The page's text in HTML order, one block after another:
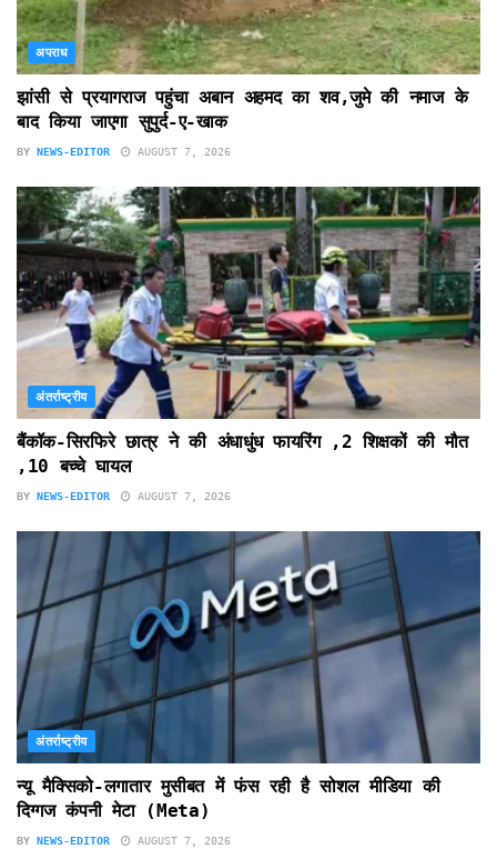
अपराध
झांसी से प्रयागराज पहुंचा अबान अहमद का शव,जुमे की नमाज के
बाद किया जाएगा सुपुर्द-ए-खाक
BY NEWS-EDITOR AUGUST 7, 2026
अंतर्राष्ट्रीय
बैंकॉक-सिरफिरे छात्र ने की अंधाधुंध फायरिंग ,2 शिक्षकों की मौत
,10 बच्चे घायल
BY NEWS-EDITOR AUGUST 7, 2026
अंतर्राष्ट्रीय
न्यू मैक्सिको-लगातार मुसीबत में फंस रही है सोशल मीडिया की
दिग्गज कंपनी मेटा (Meta)
BY NEWS-EDITOR AUGUST 7, 2026